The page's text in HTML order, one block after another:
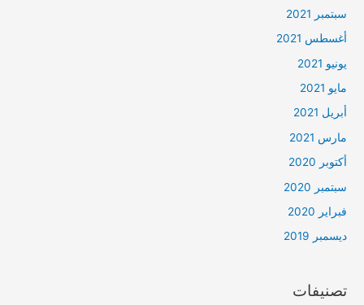
سبتمبر 2021
أغسطس 2021
يونيو 2021
مايو 2021
أبريل 2021
مارس 2021
أكتوبر 2020
سبتمبر 2020
فبراير 2020
ديسمبر 2019
تصنيفات